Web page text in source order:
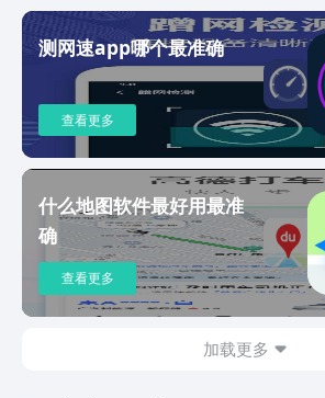
测网速app哪个最准确
查看更多
什么地图软件最好用最准
确
查看更多
加载更多